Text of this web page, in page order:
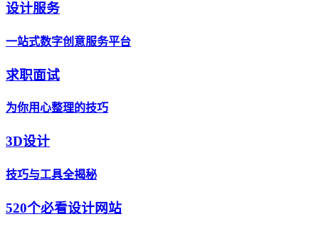
设计服务
一站式数字创意服务平台
求职面试
为你用心整理的技巧
3D设计
技巧与工具全揭秘
520个必看设计网站